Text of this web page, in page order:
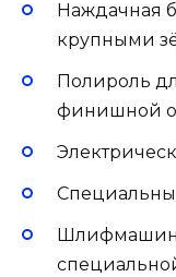
Наждачная
крупными
Полироль
финишной